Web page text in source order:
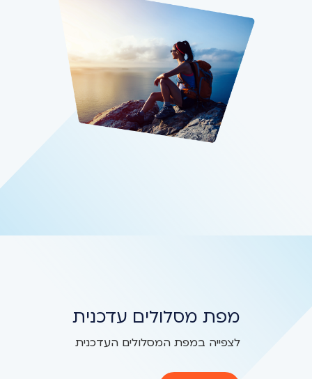
מפת מסלולים עדכנית
לצפייה במפת המסלולים העדכנית